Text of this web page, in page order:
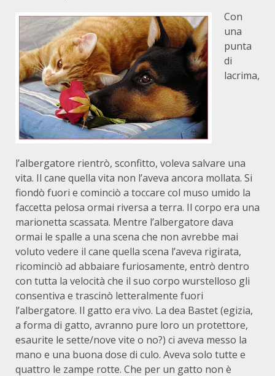
Con
una
punta
di
lacrima,
l’albergatore rientrò, sconfitto, voleva salvare una
vita. Il cane quella vita non l’aveva ancora mollata. Si
fiondò fuori e cominciò a toccare col muso umido la
faccetta pelosa ormai riversa a terra. Il corpo era una
marionetta scassata. Mentre l’albergatore dava
ormai le spalle a una scena che non avrebbe mai
voluto vedere il cane quella scena l’aveva rigirata,
ricominciò ad abbaiare furiosamente, entrò dentro
con tutta la velocità che il suo corpo wurstelloso gli
consentiva e trascinò letteralmente fuori
l’albergatore. Il gatto era vivo. La dea Bastet (egizia,
a forma di gatto, avranno pure loro un protettore,
esaurite le sette/nove vite o no?) ci aveva messo la
mano e una buona dose di culo. Aveva solo tutte e
quattro le zampe rotte. Che per un gatto non è